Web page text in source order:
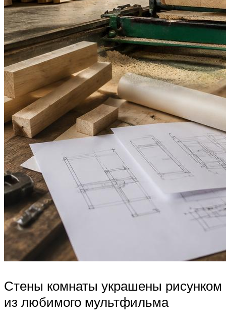
Стены комнаты украшены рисунком
из любимого мультфильма